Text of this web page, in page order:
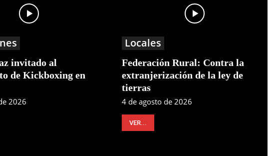
invitado al
de Kickboxing en
2026
Locales
Federación Rural: Contra la
extranjerización de la ley de
tierras
4 de agosto de 2026
VER...